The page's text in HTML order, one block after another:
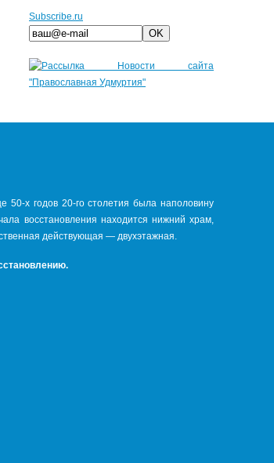
Subscribe.ru
50-х годов 20-го столетия была наполовину
восстановления находится нижний храм,
действующая — двухэтажная.